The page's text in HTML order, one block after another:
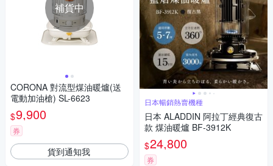
補貨中
CORONA 對流型煤油暖爐(送
電動加油槍) SL-6623
$9,900
券
貨到通知我
日本暢銷熱賣機種
日本 ALADDIN 阿拉丁經典復古
款 煤油暖爐 BF-3912K
$24,800
券